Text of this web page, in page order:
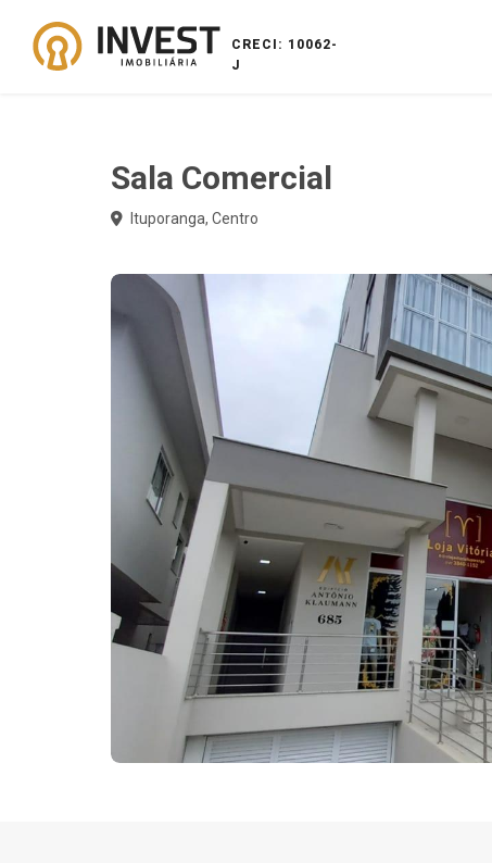
CRECI: 10062-
J
Sala Comercial
Ituporanga, Centro